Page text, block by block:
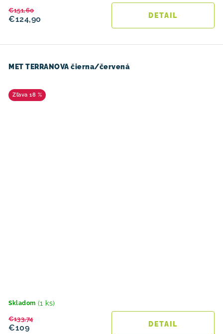
€124,90
€151,60
DETAIL
MET TERRANOVA čierna/červená
18 %
Skladom (1 ks)
€109
€133,74
DETAIL